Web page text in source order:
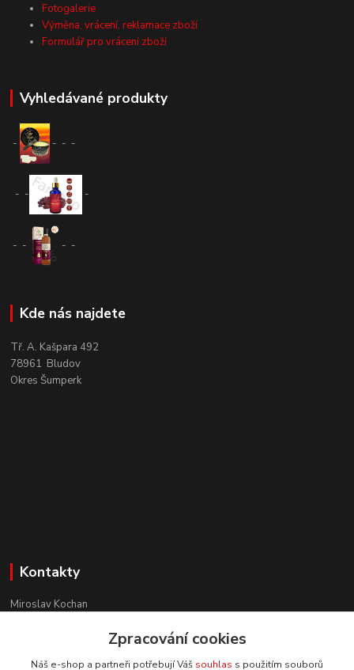
Fotogalerie
Výměna, vrácení, reklamace zboží
Formulář pro vrácení zboží
Vyhledávané produkty
- - - -
- - -
- - - -
Kde nás najdete
Tř. A. Kašpara 492
78961 Bludov
Okres Šumperk
Kontakty
Miroslav Kochan
Jsme vám k dispozici 24 hod.
info@famako.cz
Zpracování cookies
Náš e-shop a partneři potřebují Váš souhlas s použitím souborů